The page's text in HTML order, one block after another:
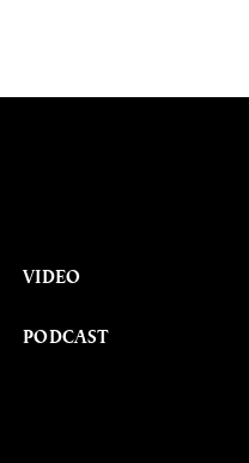
VIDEO
PODCAST